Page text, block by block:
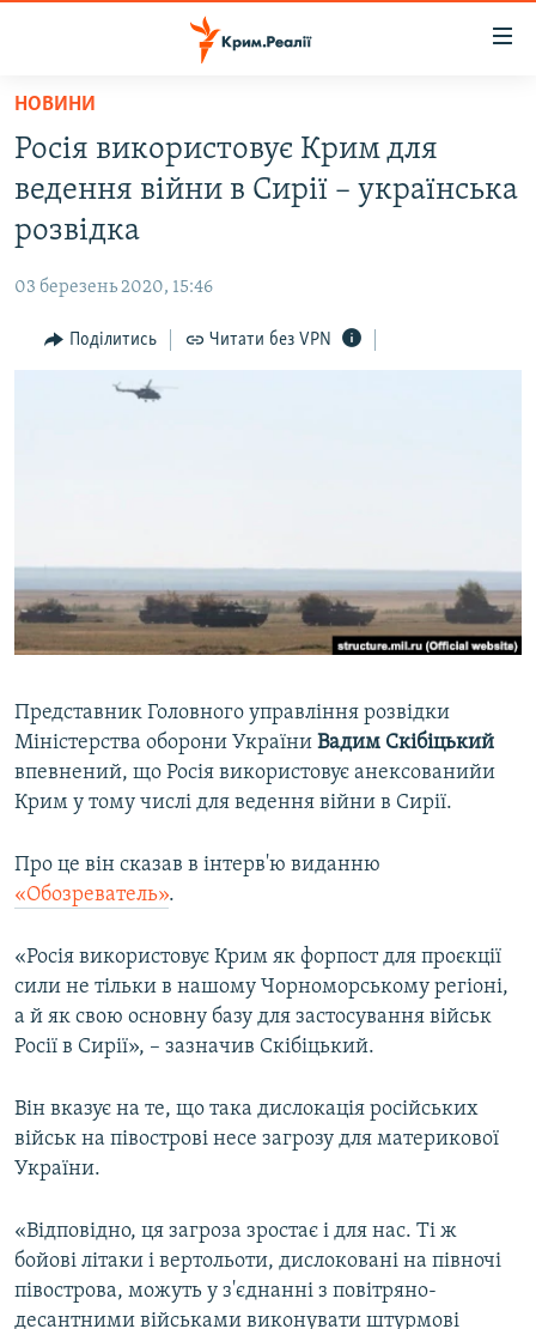
Перейти
основного
матеріалу
Перейти
до
основної
навігації
Перейти
до
ВІДЕО ТА ФОТО
БЛОГИ
ПОГЛЯД
СВІДЧЕННЯ ОКУПАЦІЇ
УКРАЇНСЬКА ПРОБЛЕМА КРИМУ
Qırımtatar
Усі сайти RFE/RL
НОВИНИ
Росія використовує Крим для
ведення війни в Сирії – українська
розвідка
03 березень 2020, 15:46
Поділитись Читати без VPN
Представник Головного управління розвідки
Міністерства оборони України Вадим Скібіцький
впевнений, що Росія використовує анексованийи
Крим у тому числі для ведення війни в Сирії.
Про це він сказав в інтерв'ю виданню
«Обозреватель».
«Росія використовує Крим як форпост для проєкції
сили не тільки в нашому Чорноморському регіоні,
а й як свою основну базу для застосування військ
Росії в Сирії», – зазначив Скібіцький.
Він вказує на те, що така дислокація російських
військ на півострові несе загрозу для материкової
України.
«Відповідно, ця загроза зростає і для нас. Ті ж
бойові літаки і вертольоти, дислоковані на півночі
півострова, можуть у з'єднанні з повітряно-
десантними військами виконувати штурмові